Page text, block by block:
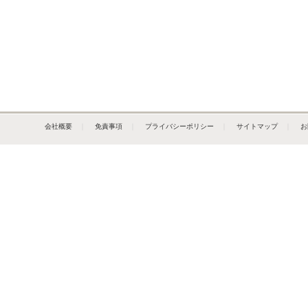
会社概要 免責事項 プライバシーポリシー サイトマップ｜